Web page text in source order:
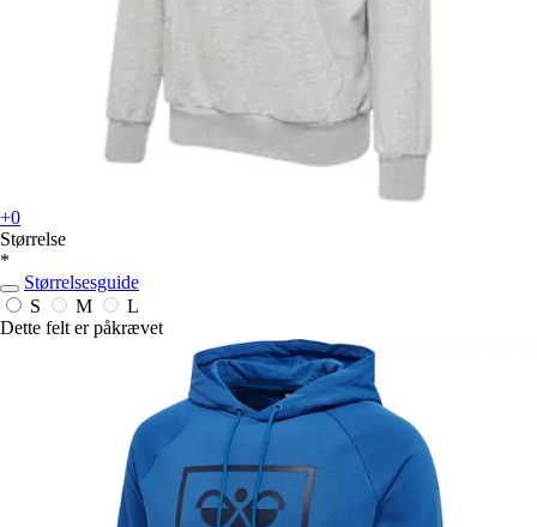
+0
Størrelse
*
Størrelsesguide
S
M
L
Dette felt er påkrævet